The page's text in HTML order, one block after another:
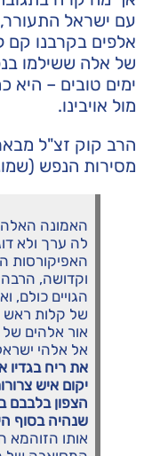
עם ישראל
אלפים בקרבנו קם
של אלה ששילמו
ימים טובים – היא
מול אויבינו.
הרב קוק זצ"ל
מסירות הנפש
האמונה
לה ערך ולא
האפיקורסות
וקדושה,
הגויים כולם,
של קלות ראש
אור אלהים של
אל אלהי
את ריח בגדיו
יקום איש
הצפון בלבבם
שנהיה בסוף
אותו